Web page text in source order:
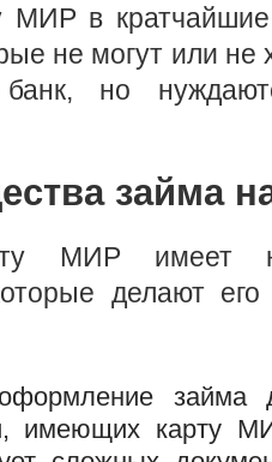
МИР в
не могут или не
но
займа
МИР имеет
делают
займа
имеющих карту